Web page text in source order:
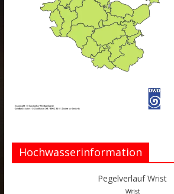
Hochwasserinformation
Pegelverlauf Wrist